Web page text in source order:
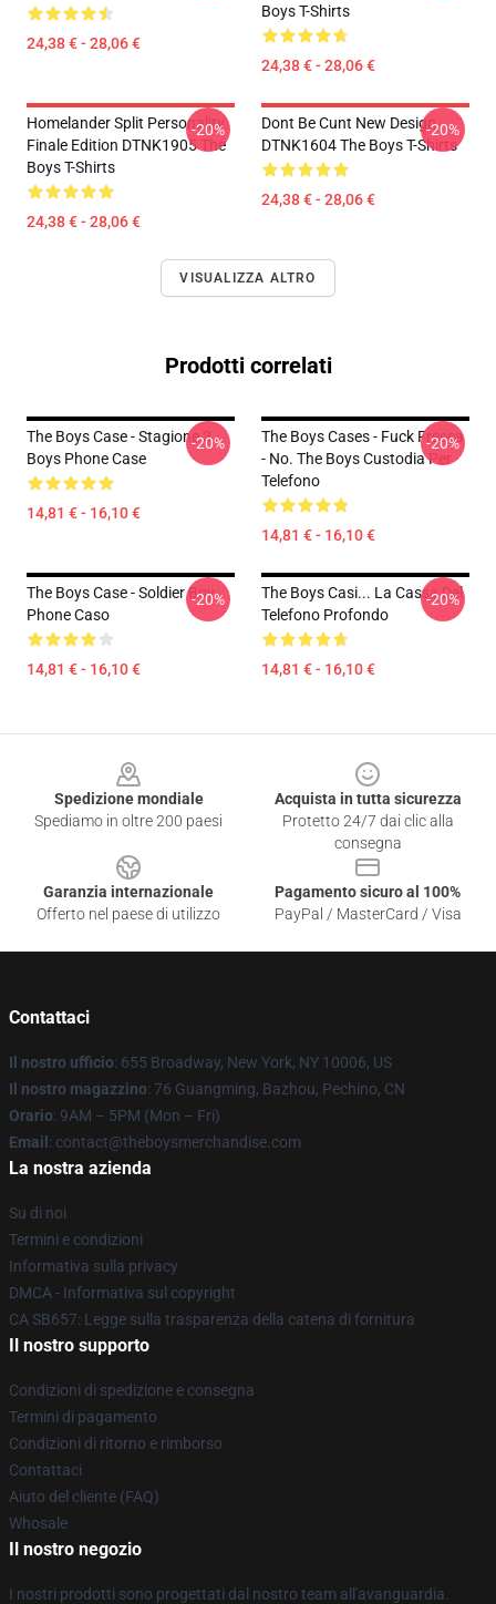
24,38 € - 28,06 €
Boys T-Shirts
24,38 € - 28,06 €
Homelander Split Personality
Finale Edition DTNK1905 The
Boys T-Shirts
24,38 € - 28,06 €
-20%
Dont Be Cunt New Design
DTNK1604 The Boys T-Shirts
24,38 € - 28,06 €
-20%
VISUALIZZA ALTRO
Prodotti correlati
The Boys Case - Stagione 3
Boys Phone Case
14,81 € - 16,10 €
-20%
The Boys Cases - Fuck Fresca
- No. The Boys Custodia Per
Telefono
14,81 € - 16,10 €
-20%
The Boys Case - Soldier Boy
Phone Caso
14,81 € - 16,10 €
-20%
The Boys Casi... La Cassa Del
Telefono Profondo
14,81 € - 16,10 €
-20%
Spedizione mondiale
Spediamo in oltre 200 paesi
Acquista in tutta sicurezza
Protetto 24/7 dai clic alla
consegna
Garanzia internazionale
Offerto nel paese di utilizzo
Pagamento sicuro al 100%
PayPal / MasterCard / Visa
Contattaci
Il nostro ufficio: 655 Broadway, New York, NY 10006, US
Il nostro magazzino: 76 Guangming, Bazhou, Pechino, CN
Orario: 9AM – 5PM (Mon – Fri)
Email : contact@theboysmerchandise.com
La nostra azienda
Su di noi
Termini e condizioni
Informativa sulla privacy
DMCA - Informativa sul copyright
CA SB657: Legge sulla trasparenza della catena di fornitura
Il nostro supporto
Condizioni di spedizione e consegna
Termini di pagamento
Condizioni di ritorno e rimborso
Contattaci
Aiuto del cliente (FAQ)
Whosale
Il nostro negozio
I nostri prodotti sono progettati dal nostro team all'avanguardia.